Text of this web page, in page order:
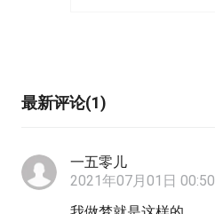
最新评论(1)
一五零儿
2021年07月01日 00:50